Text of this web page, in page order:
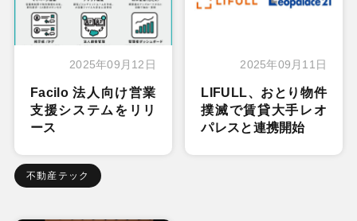
2025年09月12日
Facilo 法人向け営業
支援システムをリリ
ース
不動産テック
2025年09月11日
LIFULL、おとり物件
撲滅で賃貸大手レオ
パレスと連携開始